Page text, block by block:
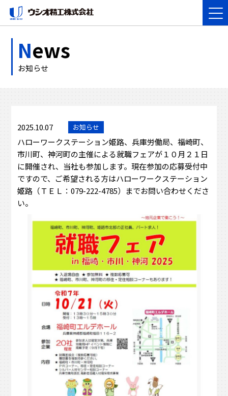
News
お知らせ
2025.10.07 お知らせ
ハローワークステーション姫路、兵庫労働局、福崎町、
市川町、神河町の主催による就職フェアが１０月２１日
に開催され、当社も参加します。現在参加の応募受付中
ですので、ご希望される方はハローワークステーション
姫路（ＴＥＬ：079-222-4785）までお問い合わせくださ
い。